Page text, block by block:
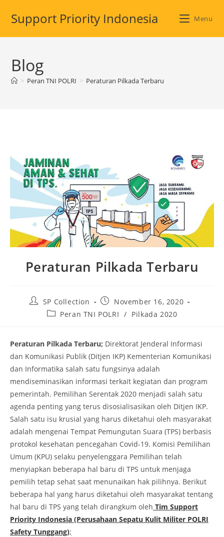
Support Priority Indonesia Menu
Blog
> Peran TNI POLRI > Peraturan Pilkada Terbaru
Peraturan Pilkada Terbaru
Post
author:
SP Collection
Post
published:
November 16, 2020
PostPeran TNI POLRI / Pilkada 2020
Peraturan Pilkada Terbaru; Direktorat Jenderal Informasi
dan Komunikasi Publik (Ditjen IKP) Kementerian Komunikasi
dan Informatika salah satu fungsinya adalah
mendiseminasikan informasi terkait kegiatan dan program
pemerintah. Pemilihan Serentak 2020 menjadi salah satu
agenda penting yang terus disosialisasikan oleh Ditjen IKP.
Salah satu isu krusial yang harus diketahui oleh masyarakat
adalah mengenai Tempat Pemungutan Suara (TPS) berbasis
protokol kesehatan pencegahan Covid-19. Komisi Pemilihan
Umum (KPU) selaku penyelenggara Pemilihan telah
menyiapkan beberapa hal baru di TPS untuk menjaga
pemilih tetap sehat saat menunaikan hak pilihnya. Berikut
beberapa hal yang harus diketahui oleh masyarakat tentang
hal baru di TPS yang telah dirangkum oleh Tim Support
Priority Indonesia (Perusahaan Sepatu Kulit Militer POLRI
Safety Tunggang);